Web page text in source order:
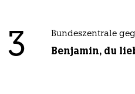
3 Bundeszentrale
Benjamin, du